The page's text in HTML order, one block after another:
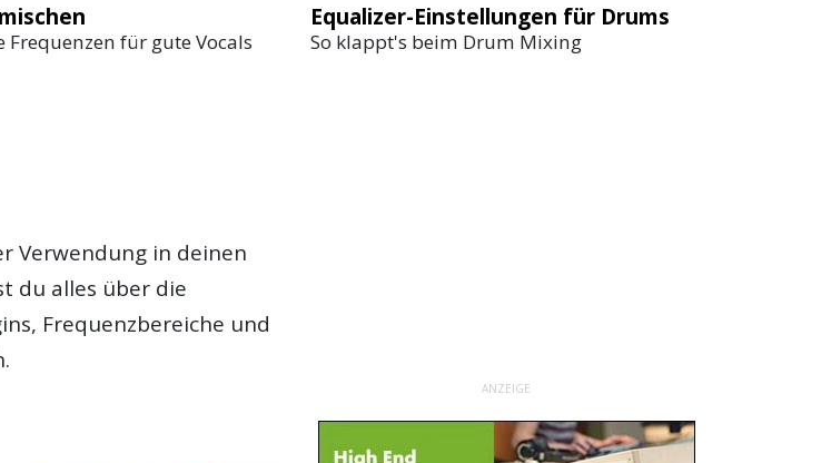
Frequenzen für gute Vocals
Equalizer-Einstellungen für Drums
So klappt's beim Drum Mixing
Verwendung in deinen
du alles über die
Frequenzbereiche und
ANZEIGE